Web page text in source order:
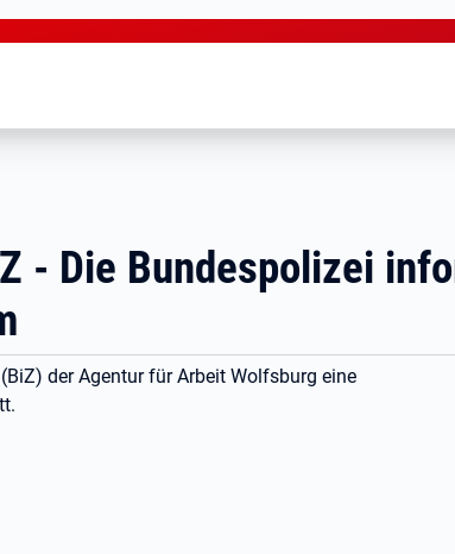
- Die Bundespolizei
der Agentur für Arbeit Wolfsburg eine